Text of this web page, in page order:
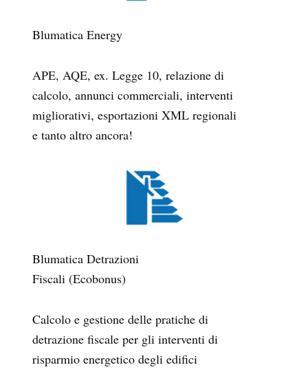
Blumatica Energy
APE, AQE, ex. Legge 10, relazione di
calcolo, annunci commerciali, interventi
migliorativi, esportazioni XML regionali
e tanto altro ancora!
Blumatica Detrazioni
Fiscali (Ecobonus)
Calcolo e gestione delle pratiche di
detrazione fiscale per gli interventi di
risparmio energetico degli edifici